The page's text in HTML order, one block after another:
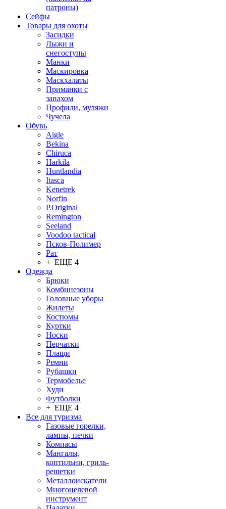
патроны)
Сейфы
Товары для охоты
Засидки
Лыжи и
снегоступы
Манки
Маскировка
Маскхалаты
Приманки с
запахом
Профили, муляжи
Чучела
Обувь
Aigle
Bekina
Chiruсa
Harkila
Huntlandia
Itasca
Kenetrek
Norfin
P.Original
Remington
Seeland
Voodoo tactical
Псков-Полимер
Рат
+ ЕЩЕ 4
Одежда
Брюки
Комбинезоны
Головные уборы
Жилеты
Костюмы
Куртки
Носки
Перчатки
Плащи
Ремни
Рубашки
Термобелье
Худи
Футболки
+ ЕЩЕ 4
Все для туризма
Газовые горелки,
лампы, печки
Компасы
Мангалы,
коптильни, гриль-
решетки
Металлоискатели
Многоцелевой
инструмент